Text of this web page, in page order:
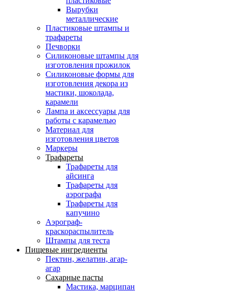
Вырубки
металлические
Пластиковые штампы и
трафареты
Печворки
Силиконовые штампы для
изготовления прожилок
Силиконовые формы для
изготовления декора из
мастики, шоколада,
карамели
Лампа и аксессуары для
работы с карамелью
Материал для
изготовления цветов
Маркеры
Трафареты
Трафареты для
айсинга
Трафареты для
аэрографа
Трафареты для
капучино
Аэрограф-
краскораспылитель
Штампы для теста
Пищевые ингредиенты
Пектин, желатин, агар-
агар
Сахарные пасты
Мастика, марципан